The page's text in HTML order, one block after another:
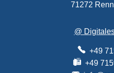
71272
@
+49
+49